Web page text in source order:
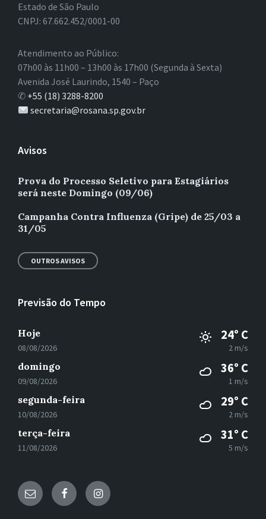
Estado de São Paulo
CNPJ: 67.662.452/0001-00
Atendimento ao Público:
07h00 às 11h00 – 13h00 às 17h00 (Segunda à Sexta)
Avenida José Laurindo, 1540 – Paço
✆ +55 (18) 3288-8200
secretaria@rosana.sp.gov.br
Avisos
Prova do Processo Seletivo para Estagiários
será neste Domingo (09/06)
Campanha Contra Influenza (Gripe) de 25/03 a
31/05
OUTROS AVISOS
Previsão do Tempo
Hoje
08/08/2026
24° C
2 m/s
domingo
09/08/2026
36° C
1 m/s
segunda-feira
10/08/2026
29° C
2 m/s
terça-feira
11/08/2026
31° C
5 m/s
E- FacebookInstagram